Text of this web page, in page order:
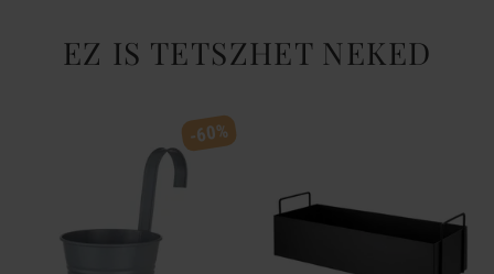
EZ IS TETSZHET NEKED
-60%